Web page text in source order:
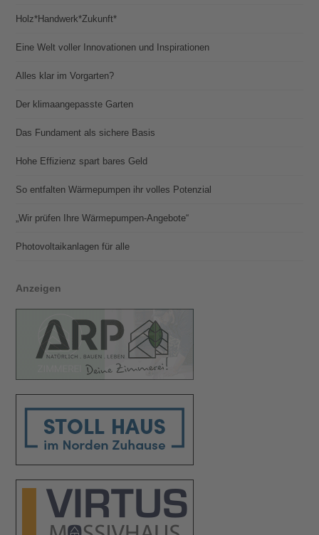
Holz*Handwerk*Zukunft*
Eine Welt voller Innovationen und Inspirationen
Alles klar im Vorgarten?
Der klimaangepasste Garten
Das Fundament als sichere Basis
Hohe Effizienz spart bares Geld
So entfalten Wärmepumpen ihr volles Potenzial
„Wir prüfen Ihre Wärmepumpen-Angebote“
Photovoltaik­­anlagen für alle
Anzeigen